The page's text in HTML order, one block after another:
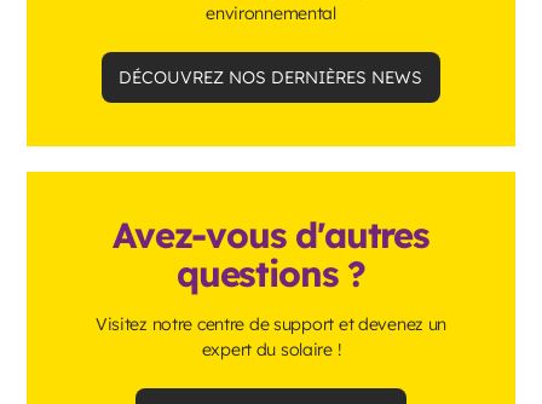
environnemental
DÉCOUVREZ NOS DERNIÈRES NEWS
Avez-vous d'autres
questions ?
Visitez notre centre de support et devenez un
expert du solaire !